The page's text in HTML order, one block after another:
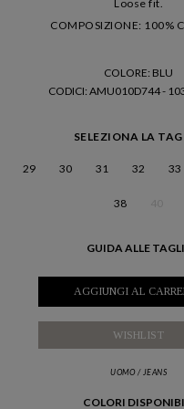
Loose fit.
COMPOSIZIONE: 100%
COLORE: BLU
CODICI: AMU010D744 -
SELEZIONA LA
29 30 31 32 33
38
GUIDA ALLE
AGGIUNGI AL
WISHLIST
UOMO/ JEANS
COLORI